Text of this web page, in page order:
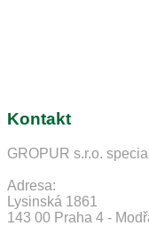
Kontakt
GROPUR s.r.o.
Adresa:
Lysinská 1861
143 00 Praha 4 -